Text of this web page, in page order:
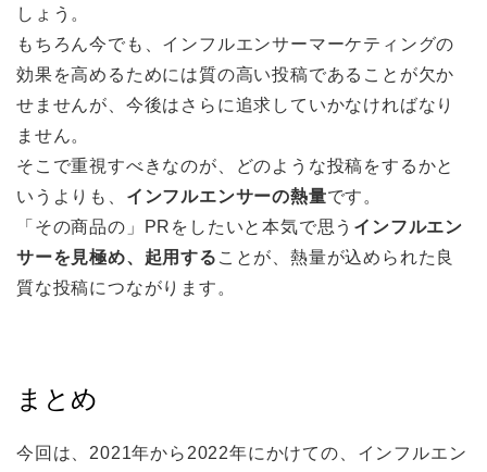
しょう。
もちろん今でも、インフルエンサーマーケティングの
効果を高めるためには質の高い投稿であることが欠か
せませんが、今後はさらに追求していかなければなり
ません。
そこで重視すべきなのが、どのような投稿をするかと
いうよりも、 インフルエンサーの熱量です。
「その商品の」PRをしたいと本気で思う インフルエン
サーを見極め、起用する ことが、熱量が込められた良
質な投稿につながります。
まとめ
今回は、2021年から2022年にかけての、インフルエン